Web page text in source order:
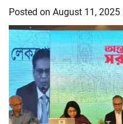
Posted on August 11, 2025